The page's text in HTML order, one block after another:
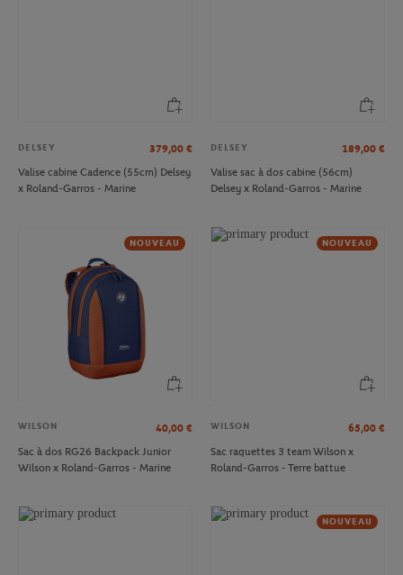
DELSEY 379,00 €
Valise cabine Cadence (55cm) Delsey
x Roland-Garros - Marine
DELSEY 189,00 €
Valise sac à dos cabine (56cm)
Delsey x Roland-Garros - Marine
NOUVEAU
WILSON 40,00 €
Sac à dos RG26 Backpack Junior
Wilson x Roland-Garros - Marine
NOUVEAU
WILSON 65,00 €
Sac raquettes 3 team Wilson x
Roland-Garros - Terre battue
NOUVEAU